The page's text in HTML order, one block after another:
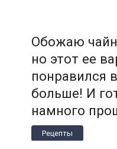
Обожаю
но этот ее
понравился
больше! И
намного
Рецепты